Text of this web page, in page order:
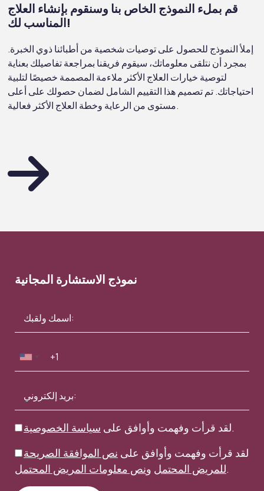
قم بملء النموذج الخاص بنا وسنقوم بإنشاء العلاج
المناسب لك!
إملأ النموذج للحصول على توصيات شخصية من أطبائنا ذوي الخبرة.
بمجرد أن نتلقى معلوماتك، سيقوم فريقنا بمراجعة تفاصيلك بعناية
لتوصية خيارات العلاج الأكثر ملاءمة المصممة خصيصًا لتلبية
احتياجاتك. تم تصميم هذا التقييم الشامل لضمان حصولك على أعلى
مستوى من الرعاية وخطة العلاج الأكثر فعالية.
نموذج الاستشارة المجانية
لقد قرأت وفهمت وأوافق على سياسة الخصوصية
.
لقد قرأت وفهمت وأوافق على نص الموافقة الصريحة
للمريض المحتمل ونص معلومات المريض المحتمل .